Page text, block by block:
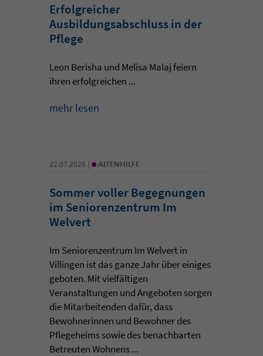
Erfolgreicher
Ausbildungsabschluss in der
Pflege
Leon Berisha und Melisa Malaj feiern
ihren erfolgreichen ...
mehr lesen
22.07.2026 | • ALTENHILFE
Sommer voller Begegnungen
im Seniorenzentrum Im
Welvert
Im Seniorenzentrum Im Welvert in
Villingen ist das ganze Jahr über einiges
geboten. Mit vielfältigen
Veranstaltungen und Angeboten sorgen
die Mitarbeitenden dafür, dass
Bewohnerinnen und Bewohner des
Pflegeheims sowie des benachbarten
Betreuten Wohnens ...